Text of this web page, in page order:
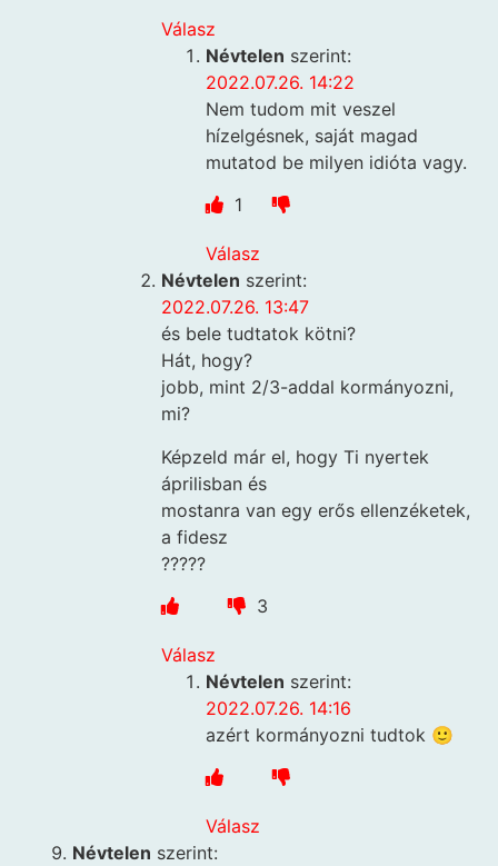
Válasz
Névtelen szerint:
2022.07.26. 14:22
Nem tudom mit veszel
hízelgésnek, saját magad
mutatod be milyen idióta vagy.
1
Válasz
Névtelen szerint:
2022.07.26. 13:47
és bele tudtatok kötni?
Hát, hogy?
jobb, mint 2/3-addal kormányozni,
mi?
Képzeld már el, hogy Ti nyertek
áprilisban és
mostanra van egy erős ellenzéketek,
a fidesz
?????
3
Válasz
Névtelen szerint:
2022.07.26. 14:16
azért kormányozni tudtok 🙂
Válasz
Névtelen szerint: